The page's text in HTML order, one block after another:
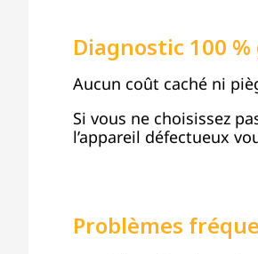
Diagnostic 100
Aucun coût caché ni
Si vous ne choisissez
l’appareil défectueux
Problèmes